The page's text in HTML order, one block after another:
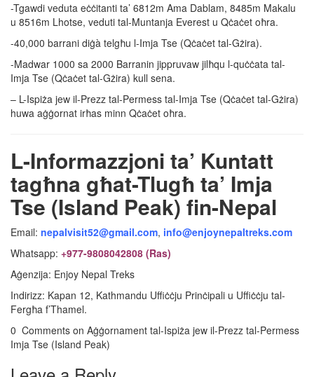
-Tgawdi veduta eċċitanti ta’ 6812m Ama Dablam, 8485m Makalu
u 8516m Lhotse, veduti tal-Muntanja Everest u Qċaċet oħra.
-40,000 barrani diġà telgħu l-Imja Tse (Qċaċet tal-Gżira).
-Madwar 1000 sa 2000 Barranin jippruvaw jilħqu l-quċċata tal-
Imja Tse (Qċaċet tal-Gżira) kull sena.
– L-Ispiża jew il-Prezz tal-Permess tal-Imja Tse (Qċaċet tal-Gżira)
huwa aġġornat irħas minn Qċaċet oħra.
L-Informazzjoni ta’ Kuntatt
tagħna għat-Tlugħ ta’ Imja
Tse (Island Peak) fin-Nepal
Email: nepalvisit52@gmail.com, info@enjoynepaltreks.com
Whatsapp: +977-9808042808 (Ras)
Aġenzija: Enjoy Nepal Treks
Indirizz: Kapan 12, Kathmandu Uffiċċju Prinċipali u Uffiċċju tal-
Fergħa f’Thamel.
0 Comments on Aġġornament tal-Ispiża jew il-Prezz tal-Permess
Imja Tse (Island Peak)